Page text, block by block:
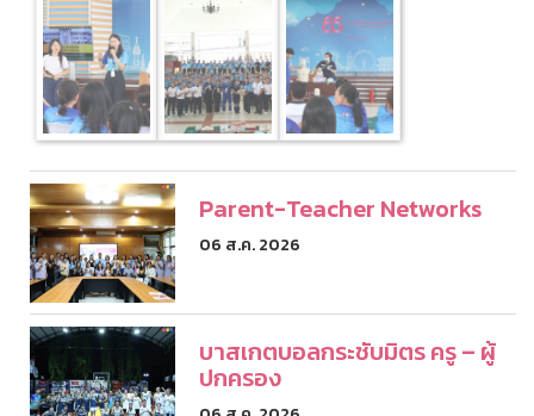
Parent-Teacher Networks
06 ส.ค. 2026
บาสเกตบอลกระชับมิตร ครู – ผู้
ปกครอง